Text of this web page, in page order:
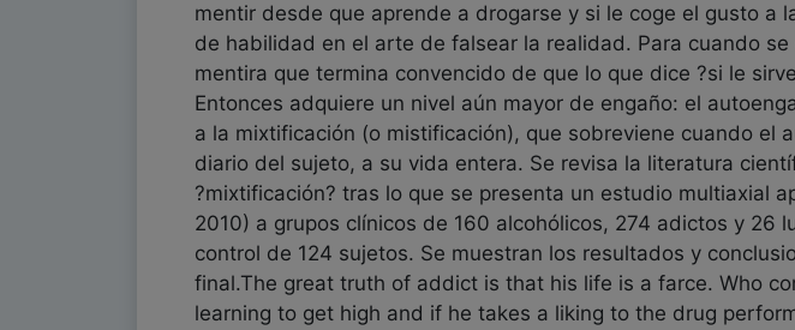
mentir desde que aprende a drogarse y si le coge el gusto a
de habilidad en el arte de falsear la realidad. Para cuando
mentira que termina convencido de que lo que dice ?si le
Entonces adquiere un nivel aún mayor de engaño: el
a la mixtificación (o mistificación), que sobreviene cuando el
diario del sujeto, a su vida entera. Se revisa la literatura
?mixtificación? tras lo que se presenta un estudio multiaxial
2010) a grupos clínicos de 160 alcohólicos, 274 adictos y 26
control de 124 sujetos. Se muestran los resultados y
final.The great truth of addict is that his life is a farce. Who
learning to get high and if he takes a liking to the drug